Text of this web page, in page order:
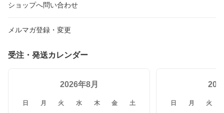
ショップへ問い合わせ
メルマガ登録・変更
受注・発送カレンダー
2026年8月
日 月 火 水 木 金 土 日 月 火